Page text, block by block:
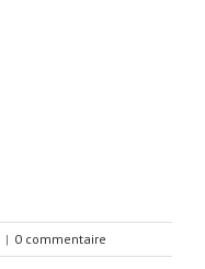
| 0 commentaire